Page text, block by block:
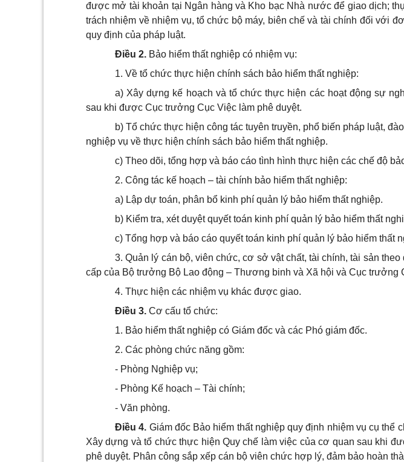
được mở tài khoản tại Ngân hàng và Kho bạc Nhà nước để giao dịch;
trách nhiệm về nhiệm vụ, tổ chức bộ máy, biên chế và tài chính đối với
quy định của pháp luật.
Điều 2. Bảo hiểm thất nghiệp có nhiệm vụ:
1. Về tổ chức thực hiện chính sách bảo hiểm thất nghiệp:
a) Xây dựng kế hoạch và tổ chức thực hiện các hoạt động sự
sau khi được Cục trưởng Cục Việc làm phê duyệt.
b) Tổ chức thực hiện công tác tuyên truyền, phổ biến pháp luật,
nghiệp vụ về thực hiện chính sách bảo hiểm thất nghiệp.
c) Theo dõi, tổng hợp và báo cáo tình hình thực hiện các chế độ
2. Công tác kế hoạch – tài chính bảo hiểm thất nghiệp:
a) Lập dự toán, phân bổ kinh phí quản lý bảo hiểm thất nghiệp.
b) Kiểm tra, xét duyệt quyết toán kinh phí quản lý bảo hiểm thất
c) Tổng hợp và báo cáo quyết toán kinh phí quản lý bảo hiểm thất
3. Quản lý cán bộ, viên chức, cơ sở vật chất, tài chính, tài sản
cấp của Bộ trưởng Bộ Lao động – Thương binh và Xã hội và Cục trưởng
4. Thực hiện các nhiệm vụ khác được giao.
Điều 3. Cơ cấu tổ chức:
1. Bảo hiểm thất nghiệp có Giám đốc và các Phó giám đốc.
2. Các phòng chức năng gồm:
- Phòng Nghiệp vụ;
- Phòng Kế hoạch – Tài chính;
- Văn phòng.
Điều 4. Giám đốc Bảo hiểm thất nghiệp quy định nhiệm vụ cụ thể
Xây dựng và tổ chức thực hiện Quy chế làm việc của cơ quan sau khi
phê duyệt. Phân công sắp xếp cán bộ viên chức hợp lý, đảm bảo hoàn